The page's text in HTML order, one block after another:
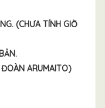
(CHƯA TÍNH GIỜ
ĐOÀN ARUMAITO)